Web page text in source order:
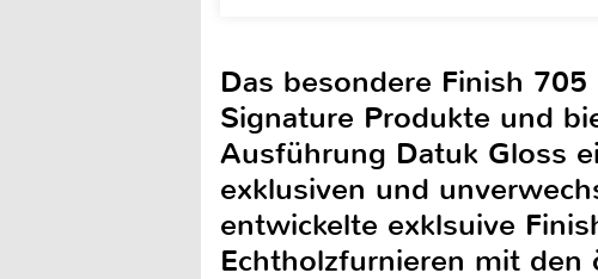
Das besondere Finish
Signature Produkte und
Ausführung Datuk Gloss
exklusiven und
entwickelte exklsuive
Echtholzfurnieren mit den